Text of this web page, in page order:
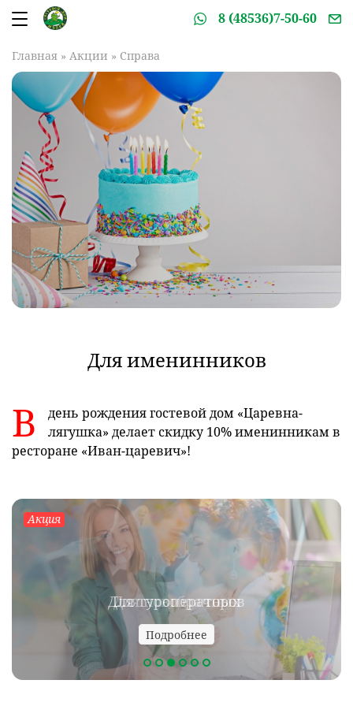
8 (48536)7-50-60
Главная » Акции » Справа
Для именинников
В
день рождения гостевой дом «Царевна-
лягушка» делает скидку 10% именинникам в
ресторане «Иван-царевич»!
Акция
Для туроператоров
Подробнее
Акция
Для новобрачных
Подробнее